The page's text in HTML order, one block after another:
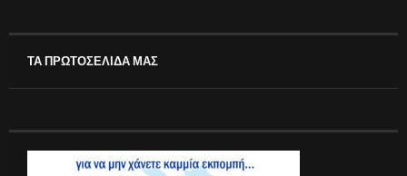
ΤΑ ΠΡΩΤΟΣΕΛΙΔΑ ΜΑΣ